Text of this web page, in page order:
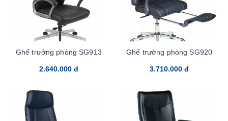
Ghế trưởng phòng SG913
2.640.000 đ
Ghế trưởng phòng SG920
3.710.000 đ